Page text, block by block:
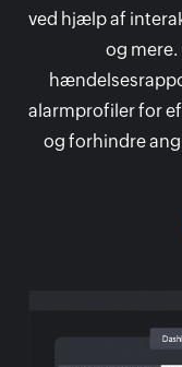
ved hjælp af
og
alarmprofiler for
og forhindre